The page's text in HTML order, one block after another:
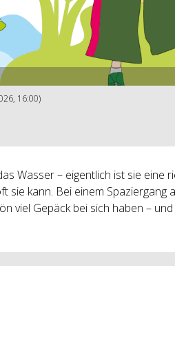
16:00)
Wasser – eigentlich ist sie eine
kann. Bei einem Spaziergang
viel Gepäck bei sich haben –